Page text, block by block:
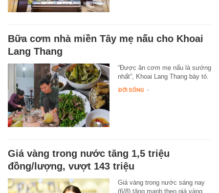
Bữa cơm nhà miền Tây mẹ nấu cho Khoai
Lang Thang
“Được ăn cơm mẹ nấu là sướng
nhất”, Khoai Lang Thang bày tỏ.
ĐỜI SỐNG -
Giá vàng trong nước tăng 1,5 triệu
đồng/lượng, vượt 143 triệu
Giá vàng trong nước sáng nay
(6/8) tăng mạnh theo giá vàng